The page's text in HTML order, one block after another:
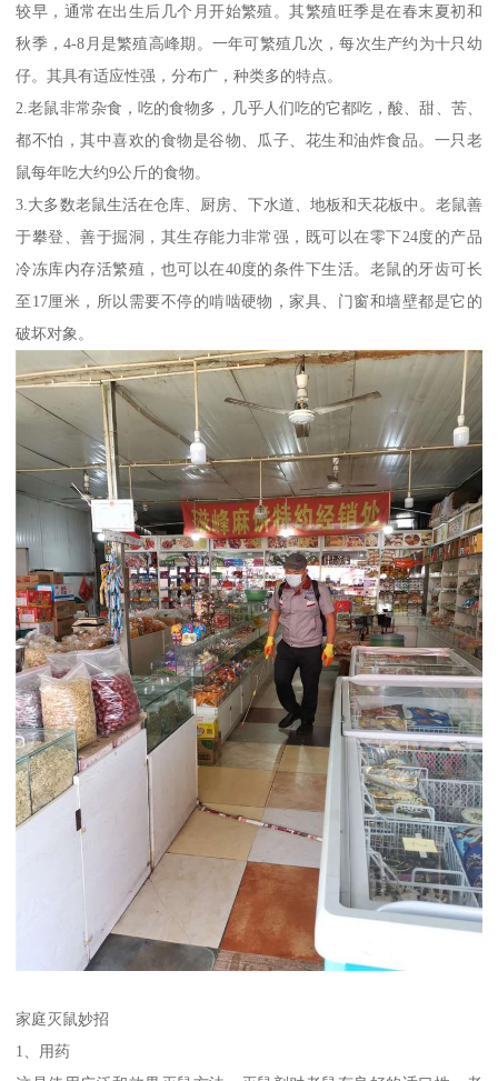
较早，通常在出生后几个月开始繁殖。其繁殖旺季是在春末夏初和
秋季，4-8月是繁殖高峰期。一年可繁殖几次，每次生产约为十只幼
仔。其具有适应性强，分布广，种类多的特点。
2.老鼠非常杂食，吃的食物多，几乎人们吃的它都吃，酸、甜、苦、
都不怕，其中喜欢的食物是谷物、瓜子、花生和油炸食品。一只老
鼠每年吃大约9公斤的食物。
3.大多数老鼠生活在仓库、厨房、下水道、地板和天花板中。老鼠善
于攀登、善于掘洞，其生存能力非常强，既可以在零下24度的产品
冷冻库内存活繁殖，也可以在40度的条件下生活。老鼠的牙齿可长
至17厘米，所以需要不停的啃啮硬物，家具、门窗和墙壁都是它的
破坏对象。
家庭灭鼠妙招
1、用药